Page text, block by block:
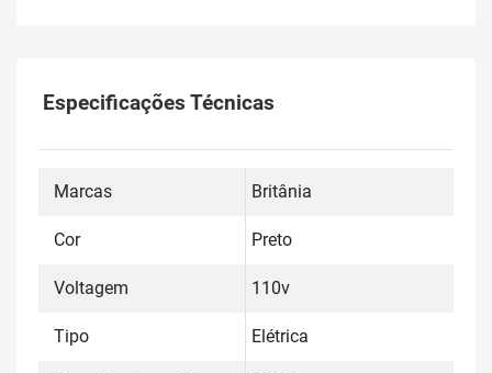
Especificações Técnicas
Marcas Britânia
Cor Preto
Voltagem 110v
Tipo Elétrica